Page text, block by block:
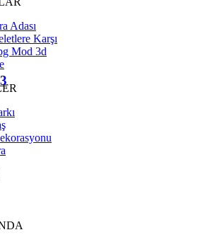
Adası
Karşı
Mod 3d